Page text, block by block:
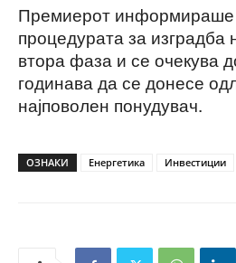
Премиерот информираше
процедурата за изградба
втора фаза и се очекува
годинава да се донесе
најповолен понудувач.
ОЗНАКИ Енергетика Инвестиции